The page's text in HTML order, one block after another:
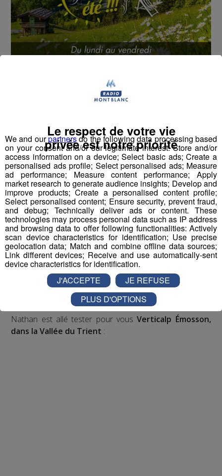
sorties en famille, avec le grand jeu des vacances :
Radio Mont Blanc !
Déstination été ! Une question...une destination !
Nous vous poserons une question, a vous de faire le
bon choix entre les 3 réponses pour repartir avec vos
entrées pour un maximum d'activités dans la région !
Inscription par téléphone toute la journée pour
participer aux 2 tirages au sort par jour à 8h45 et 17h45.
Appelez le standard au 04 50 58 24 09
Pour cette semaine on vous offre vos entrées pour vous
et la personne de votre choix pourWALIBI RHONE
Nathan est allé tester pour vousVerticalp Émosson,
dans la Vallée du Trient :
We and ourpartnersdo the following data processing based
on your consent and/or our legitimate interest: Store and/or
access information on a device; Select basic ads; Create a
personalised ads profile; Select personalised ads; Measure
ad performance; Measure content performance; Apply
market research to generate audience insights; Develop and
improve products; Create a personalised content profile;
Select personalised content; Ensure security, prevent fraud,
and debug; Technically deliver ads or content. These
technologies may process personal data such as IP address
and browsing data to offer following functionalities: Actively
scan device characteristics for identification; Use precise
geolocation data; Match and combine offline data sources;
Link different devices; Receive and use automatically-sent
device characteristics for identification.
Le respect de votre vie
privée est notre priorité
J'ACCEPTE
JE REFUSE
PLUS D'OPTIONS